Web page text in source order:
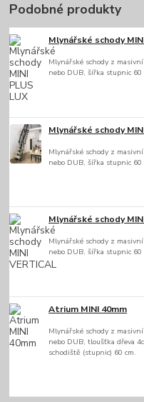
Podobné produkty
Mlynářské schody
Mlynářské schody z
nebo DUB, šířka stupnic 60
Mlynářské schody
Mlynářské schody z
nebo DUB, šířka stupnic 60
Mlynářské schody
Mlynářské schody z
nebo DUB, šířka stupnic 60
Atrium MINI 40mm
Mlynářské schody z
nebo DUB, tloušťka dřeva
schodiště (stupnic) 60 cm.